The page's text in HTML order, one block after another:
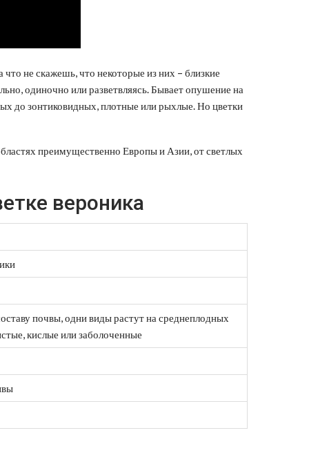
не скажешь, что некоторые из них – близкие
одиночно или разветвляясь. Бывает опушение на
до зонтиковидных, плотные или рыхлые. Но цветки
преимущественно Европы и Азии, от светлых
вероника
почвы, одни виды растут на среднеплодных
кислые или заболоченные